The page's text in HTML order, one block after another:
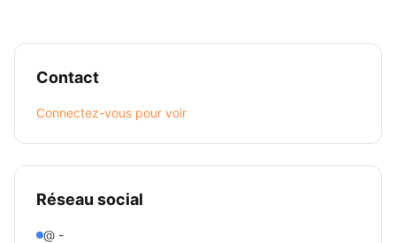
Contact
Connectez-vous pour voir
Réseau social
@ -